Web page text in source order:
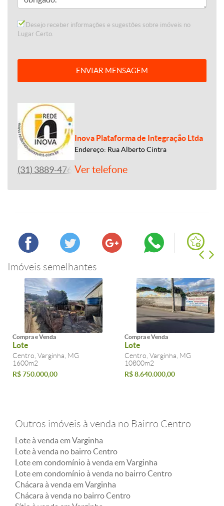
Desejo receber informações e sugestões sobre imóveis no
Lugar Certo.
ENVIAR MENSAGEM
Inova Plataforma de Integração Ltda
Endereço: Rua Alberto Cintra
(31) 3889-4765Ver telefone
Imóveis semelhantes
Compra e Venda
Lote
Centro, Varginha, MG
1600m2
R$ 750.000,00
Compra e Venda
Lote
Centro, Varginha, MG
10800m2
R$ 8.640.000,00
Outros imóveis à venda no Bairro Centro
Lote à venda em Varginha
Lote à venda no bairro Centro
Lote em condomínio à venda em Varginha
Lote em condomínio à venda no bairro Centro
Chácara à venda em Varginha
Chácara à venda no bairro Centro